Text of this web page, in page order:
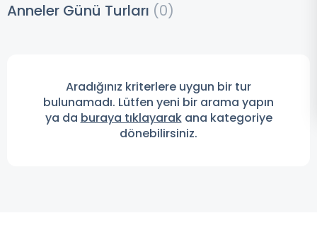
Anneler Günü Turları (0)
Aradığınız kriterlere uygun bir tur
bulunamadı. Lütfen yeni bir arama yapın
ya da buraya tıklayarakana kategoriye
dönebilirsiniz.